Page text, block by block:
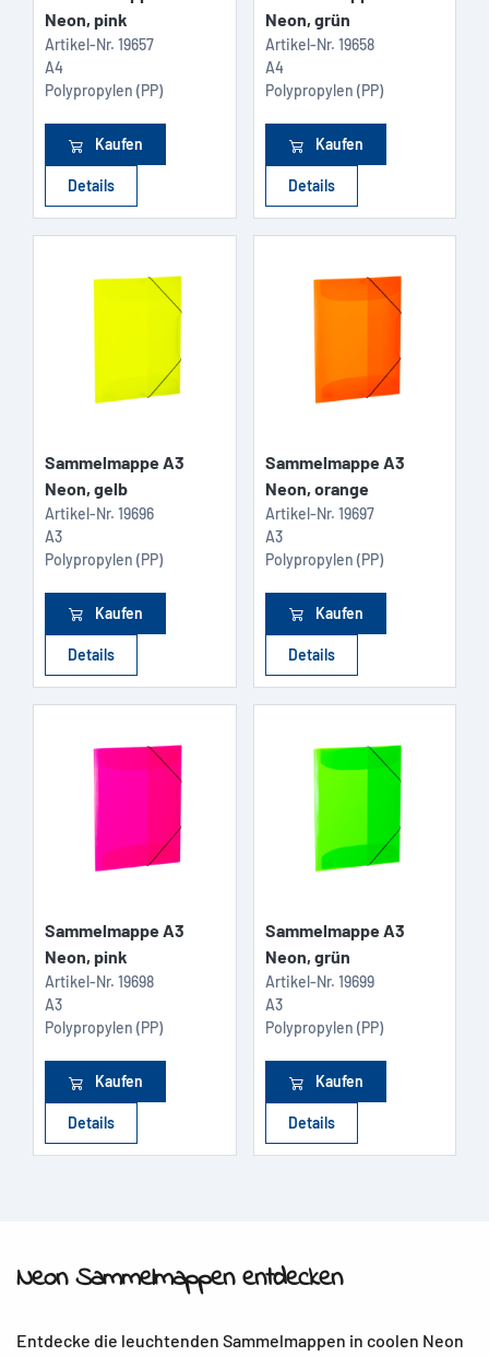
Neon, pink
Artikel-Nr. 19657
A4
Polypropylen (PP)
Kaufen
Details
Neon, grün
Artikel-Nr. 19658
A4
Polypropylen (PP)
Kaufen
Details
Sammelmappe A3
Neon, gelb
Artikel-Nr. 19696
A3
Polypropylen (PP)
Kaufen
Details
Sammelmappe A3
Neon, orange
Artikel-Nr. 19697
A3
Polypropylen (PP)
Kaufen
Details
Sammelmappe A3
Neon, pink
Artikel-Nr. 19698
A3
Polypropylen (PP)
Kaufen
Details
Sammelmappe A3
Neon, grün
Artikel-Nr. 19699
A3
Polypropylen (PP)
Kaufen
Details
Neon Sammelmappen entdecken
Entdecke die leuchtenden Sammelmappen in coolen Neon